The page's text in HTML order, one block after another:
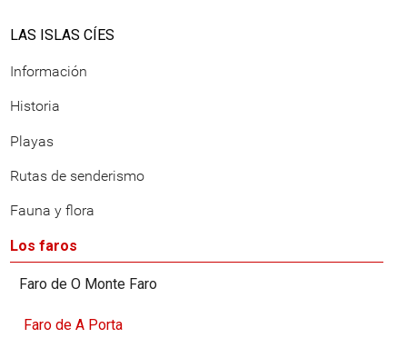
LAS ISLAS CÍES
Información
Historia
Playas
Rutas de senderismo
Fauna y flora
Los faros
Faro de O Monte Faro
Faro de A Porta